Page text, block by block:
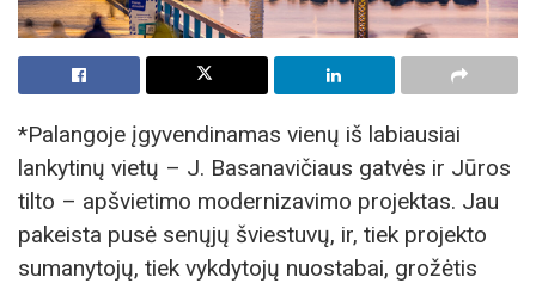
*Palangoje įgyvendinamas vienų iš labiausiai
lankytinų vietų – J. Basanavičiaus gatvės ir Jūros
tilto – apšvietimo modernizavimo projektas. Jau
pakeista pusė senųjų šviestuvų, ir, tiek projekto
sumanytojų, tiek vykdytojų nuostabai, grožėtis